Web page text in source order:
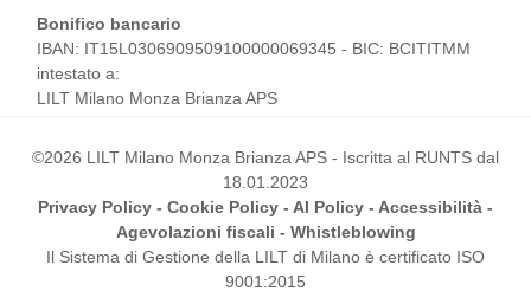
Bonifico bancario
IBAN: IT15L0306909509100000069345 - BIC: BCITITMM
intestato a:
LILT Milano Monza Brianza APS
©2026 LILT Milano Monza Brianza APS - Iscritta al RUNTS dal
18.01.2023
Privacy Policy - Cookie Policy - AI Policy - Accessibilità -
Agevolazioni fiscali - Whistleblowing
Il Sistema di Gestione della LILT di Milano è certificato ISO
9001:2015